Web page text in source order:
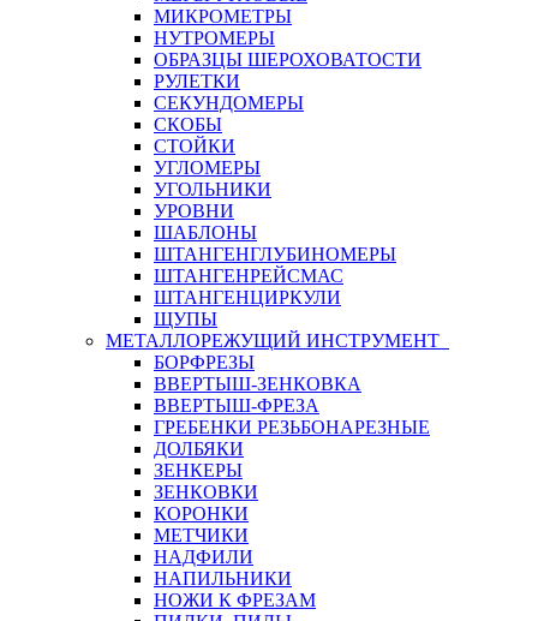
МИКРОМЕТРЫ
НУТРОМЕРЫ
ОБРАЗЦЫ ШЕРОХОВАТОСТИ
РУЛЕТКИ
СЕКУНДОМЕРЫ
СКОБЫ
СТОЙКИ
УГЛОМЕРЫ
УГОЛЬНИКИ
УРОВНИ
ШАБЛОНЫ
ШТАНГЕНГЛУБИНОМЕРЫ
ШТАНГЕНРЕЙСМАС
ШТАНГЕНЦИРКУЛИ
ЩУПЫ
МЕТАЛЛОРЕЖУЩИЙ ИНСТРУМЕНТ
БОРФРЕЗЫ
ВВЕРТЫШ-ЗЕНКОВКА
ВВЕРТЫШ-ФРЕЗА
ГРЕБЕНКИ РЕЗЬБОНАРЕЗНЫЕ
ДОЛБЯКИ
ЗЕНКЕРЫ
ЗЕНКОВКИ
КОРОНКИ
МЕТЧИКИ
НАДФИЛИ
НАПИЛЬНИКИ
НОЖИ К ФРЕЗАМ